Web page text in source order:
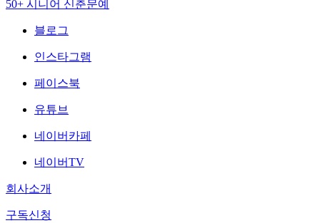
50+ 시니어 신춘문예
블로그
인스타그램
페이스북
유튜브
네이버카페
네이버TV
회사소개
구독신청